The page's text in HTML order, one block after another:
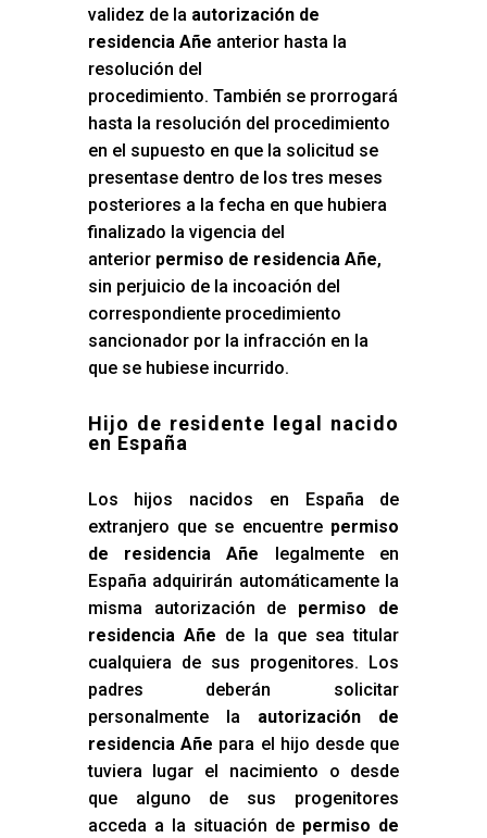
validez de la autorización de
residencia Añe anterior hasta la
resolución del
procedimiento. También se prorrogará
hasta la resolución del procedimiento
en el supuesto en que la solicitud se
presentase dentro de los tres meses
posteriores a la fecha en que hubiera
finalizado la vigencia del
anterior permiso de residencia Añe,
sin perjuicio de la incoación del
correspondiente procedimiento
sancionador por la infracción en la
que se hubiese incurrido.
Hijo de residente legal nacido
en España
Los hijos nacidos en España de
extranjero que se encuentre permiso
de residencia Añe legalmente en
España adquirirán automáticamente la
misma autorización de permiso de
residencia Añe de la que sea titular
cualquiera de sus progenitores. Los
padres deberán solicitar
personalmente la autorización de
residencia Añe para el hijo desde que
tuviera lugar el nacimiento o desde
que alguno de sus progenitores
acceda a la situación de permiso de